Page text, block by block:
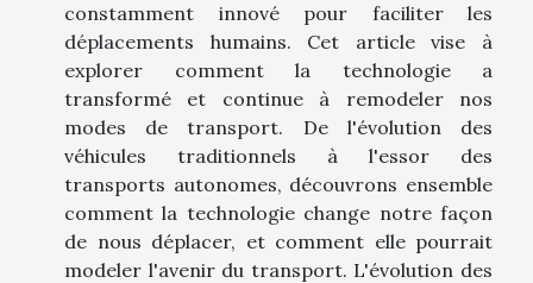
constamment innové pour faciliter les
déplacements humains. Cet article vise à
explorer comment la technologie a
transformé et continue à remodeler nos
modes de transport. De l'évolution des
véhicules traditionnels à l'essor des
transports autonomes, découvrons ensemble
comment la technologie change notre façon
de nous déplacer, et comment elle pourrait
modeler l'avenir du transport. L'évolution des